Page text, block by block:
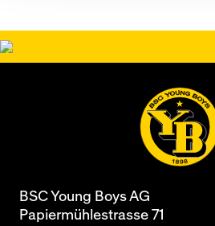
BSC Young Boys AG
Papiermühlestrasse 71